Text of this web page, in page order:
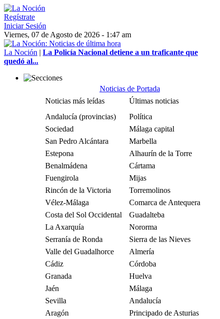
Regístrate
Iniciar Sesión
Viernes, 07 de Agosto de 2026 - 1:47 am
La Noción | La Policía Nacional detiene a un traficante que
quedó al...
Noticias de Portada
Noticias más leídas
Últimas noticias
Andalucía (provincias)
Política
Sociedad
Málaga capital
San Pedro Alcántara
Marbella
Estepona
Alhaurín de la Torre
Benalmádena
Cártama
Fuengirola
Mijas
Rincón de la Victoria
Torremolinos
Vélez-Málaga
Comarca de Antequera
Costa del Sol Occidental
Guadalteba
La Axarquía
Nororma
Serranía de Ronda
Sierra de las Nieves
Valle del Guadalhorce
Almería
Cádiz
Córdoba
Granada
Huelva
Jaén
Málaga
Sevilla
Andalucía
Aragón
Principado de Asturias